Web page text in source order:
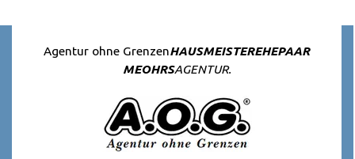
Agentur ohne GrenzenHAUSMEISTEREHEPAAR
MEOHRSAGENTUR.